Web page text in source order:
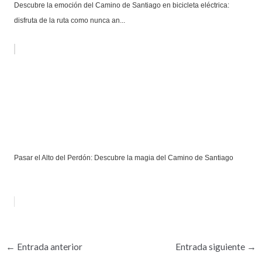
Descubre la emoción del Camino de Santiago en bicicleta eléctrica:
disfruta de la ruta como nunca an...
Pasar el Alto del Perdón: Descubre la magia del Camino de Santiago
← Entrada anterior Entrada siguiente →